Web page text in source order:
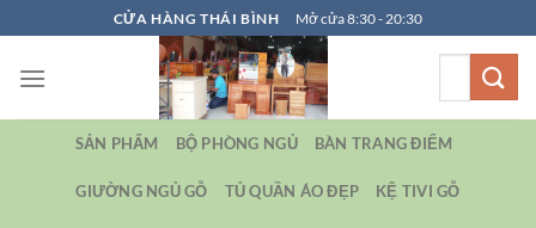
qua
nội
CỬA HÀNG THÁI BÌNH Mở cửa 8:30 - 20:30
SẢN PHẨM BỘ PHÒNG NGỦ BÀN TRANG ĐIỂM
GIƯỜNG NGỦ GỖ TỦ QUẦN ÁO ĐẸP KỆ TIVI GỖ